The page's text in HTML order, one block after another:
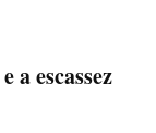
a escassez